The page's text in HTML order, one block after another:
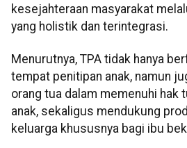
kesejahteraan masyarakat
yang holistik dan terintegrasi.
Menurutnya, TPA tidak hanya
tempat penitipan anak, namun
orang tua dalam memenuhi hak
anak, sekaligus mendukung
keluarga khususnya bagi ibu